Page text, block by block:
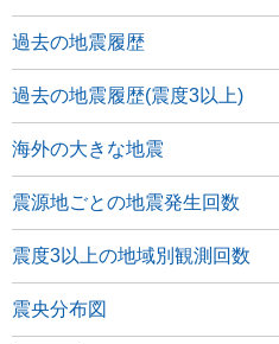
過去の地震履歴
過去の地震履歴(震度3以上)
海外の大きな地震
震源地ごとの地震発生回数
震度3以上の地域別観測回数
震央分布図